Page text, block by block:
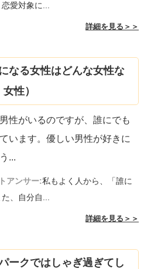
愛対象に...
詳細を見る＞＞
なる女性はどんな女性な
性）
性がいるのですが、誰にでも
います。優しい男性が好きに
...
アンサー:私もよく人から、「誰に
、自分自...
詳細を見る＞＞
ークではしゃぎ過ぎてし